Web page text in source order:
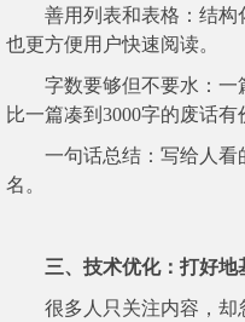
善用列表和表格：结构
也更方便用户快速阅读。
字数要够但不要水：一
比一篇凑到3000字的废话有
一句话总结：写给人看
名。
三、技术优化：打好地
很多人只关注内容，却